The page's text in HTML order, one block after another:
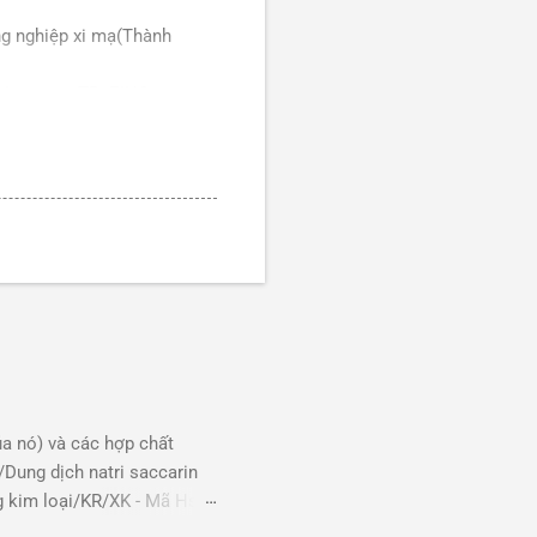
nghiệp xi mạ(Thành
xi mạ, TP: ZINC
tự cung
tự cung
tự cung
nó) và các hợp chất
dịch natri saccarin
loại/KR/XK - Mã Hs